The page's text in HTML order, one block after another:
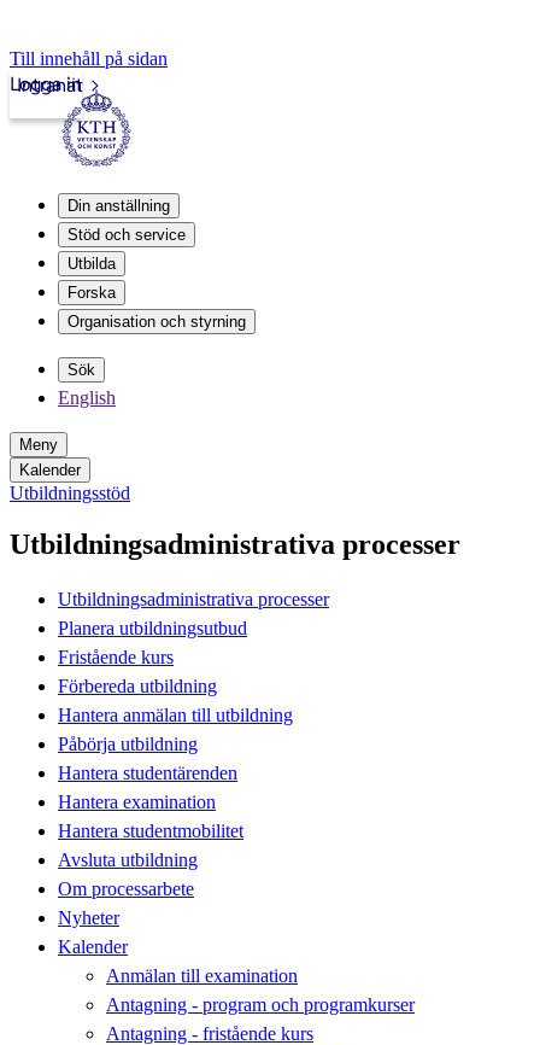
Till innehåll på sidan
Intranät
Logga in
Din anställning
Stöd och service
Utbilda
Forska
Organisation och styrning
Sök
English
Meny
Kalender
Utbildningsstöd
Utbildningsadministrativa processer
Utbildningsadministrativa processer
Planera utbildningsutbud
Fristående kurs
Förbereda utbildning
Hantera anmälan till utbildning
Påbörja utbildning
Hantera studentärenden
Hantera examination
Hantera studentmobilitet
Avsluta utbildning
Om processarbete
Nyheter
Kalender
Anmälan till examination
Antagning - program och programkurser
Antagning - fristående kurs